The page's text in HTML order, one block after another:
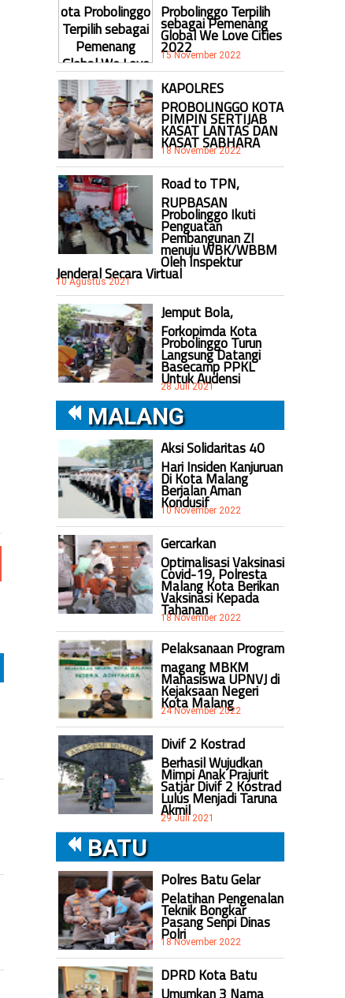
Probolinggo Terpilih
sebagai Pemenang
Global We Love Cities
2022
15 November 2022
KAPOLRES
PROBOLINGGO KOTA
PIMPIN SERTIJAB
KASAT LANTAS DAN
KASAT SABHARA
18 November 2022
Road to TPN,
RUPBASAN
Probolinggo Ikuti
Penguatan
Pembangunan ZI
menuju WBK/WBBM
Oleh Inspektur
Jenderal Secara Virtual
10 Agustus 2021
Jemput Bola,
Forkopimda Kota
Probolinggo Turun
Langsung Datangi
Basecamp PPKL
Untuk Audensi
28 Juli 2021
MALANG
Aksi Solidaritas 40
Hari Insiden Kanjuruan
Di Kota Malang
Berjalan Aman
Kondusif
10 November 2022
Gercarkan
Optimalisasi Vaksinasi
Covid-19, Polresta
Malang Kota Berikan
Vaksinasi Kepada
Tahanan
18 November 2022
Pelaksanaan Program
magang MBKM
Mahasiswa UPNVJ di
Kejaksaan Negeri
Kota Malang
24 November 2022
Divif 2 Kostrad
Berhasil Wujudkan
Mimpi Anak Prajurit
Satjar Divif 2 Kostrad
Lulus Menjadi Taruna
Akmil
29 Juli 2021
BATU
Polres Batu Gelar
Pelatihan Pengenalan
Teknik Bongkar
Pasang Senpi Dinas
Polri
18 November 2022
DPRD Kota Batu
Umumkan 3 Nama